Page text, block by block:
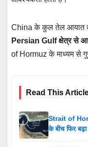
China के कुल तेल आयात
Persian Gulf क्षेत्र से
of Hormuz के माध्यम से
Read This
Strait of
के बीच फिर बढ़ा